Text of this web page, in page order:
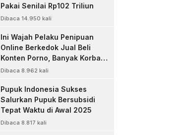
Pakai Senilai Rp102 Triliun
Dibaca 14.950 kali
Ini Wajah Pelaku Penipuan
Online Berkedok Jual Beli
Konten Porno, Banyak Korban
Rugi Jutaan Rupiah
Dibaca 8.962 kali
Pupuk Indonesia Sukses
Salurkan Pupuk Bersubsidi
Tepat Waktu di Awal 2025
Dibaca 8.817 kali